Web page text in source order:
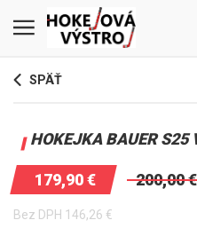
SPÄŤ
HOKEJKA BAUER S25
179,90€ 200,00€
Bez DPH 146,26 €